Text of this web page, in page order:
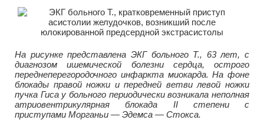
На рисунке представлена ЭКГ больного Т., 63 лет, с
диагнозом ишемической болезни сердца, острого
переднеперегородочного инфаркта миокарда. На фоне
блокады правой ножки и передней ветви левой ножки
пучка Гиса у больного периодически возникала неполная
атриовентрикулярная блокада II степени с
приступами Морганьи — Эдемса — Стокса.